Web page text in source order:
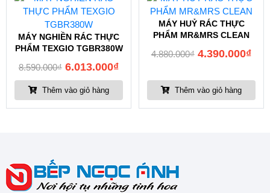
MÁY NGHIỀN RÁC THỰC
PHẨM TEXGIO TGBR380W
8.590.000₫ 6.013.000₫
Thêm vào giỏ hàng
MÁY HUỶ RÁC THỰC
PHẨM MR&MRS CLEAN
4.880.000₫ 4.390.000₫
Thêm vào giỏ hàng